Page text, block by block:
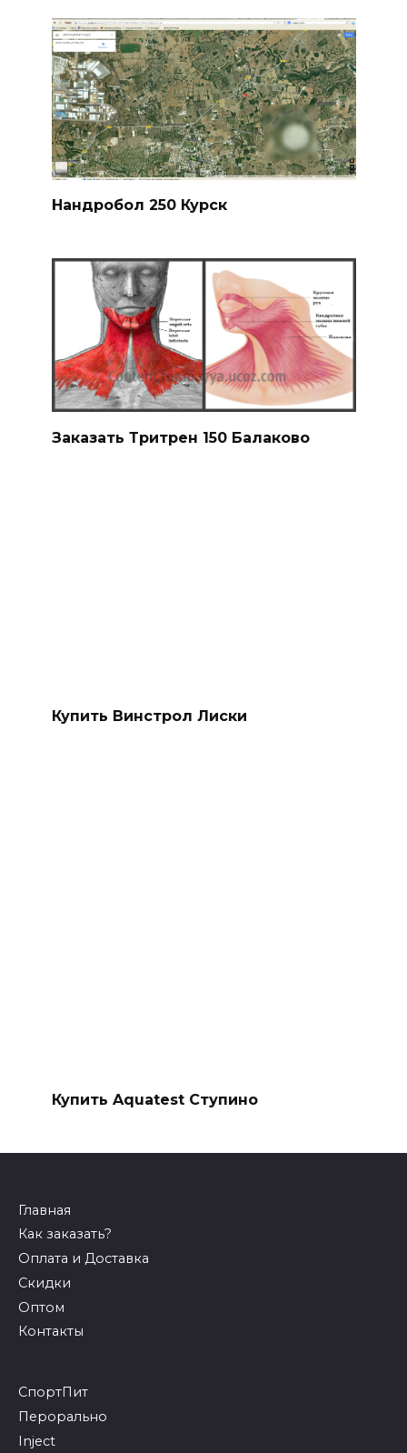
Нандробол 250 Курск
Заказать Тритрен 150 Балаково
Купить Винстрол Лиски
Купить Aquatest Ступино
Главная
Как заказать?
Оплата и Доставка
Скидки
Оптом
Контакты
СпортПит
Перорально
Inject